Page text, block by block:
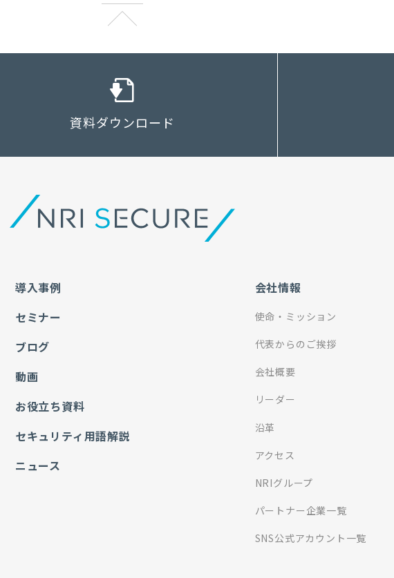
資料ダウンロード
導入事例
セミナー
ブログ
動画
お役立ち資料
セキュリティ用語解説
ニュース
会社情報
使命・ミッション
代表からのご挨拶
会社概要
リーダー
沿革
アクセス
NRIグループ
パートナー企業一覧
SNS公式アカウント一覧